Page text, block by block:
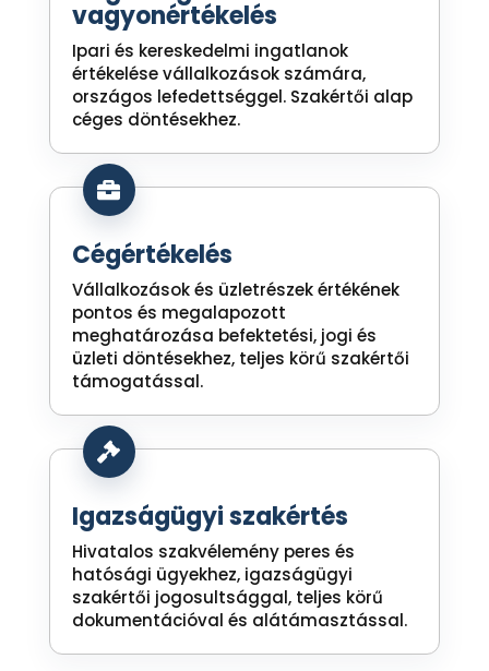
vagyonértékelés
Ipari és kereskedelmi ingatlanok
értékelése vállalkozások számára,
országos lefedettséggel. Szakértői alap
céges döntésekhez.
Cégértékelés
Vállalkozások és üzletrészek értékének
pontos és megalapozott
meghatározása befektetési, jogi és
üzleti döntésekhez, teljes körű szakértői
támogatással.

Igazságügyi szakértés
Hivatalos szakvélemény peres és
hatósági ügyekhez, igazságügyi
szakértői jogosultsággal, teljes körű
dokumentációval és alátámasztással.
